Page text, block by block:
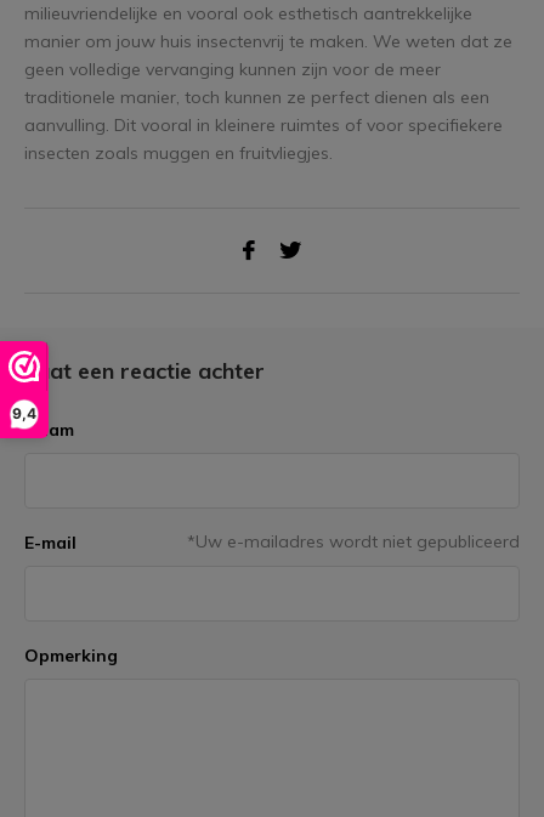
9,4
milieuvriendelijke en vooral ook esthetisch aantrekkelijke
manier om jouw huis insectenvrij te maken. We weten dat ze
geen volledige vervanging kunnen zijn voor de meer
traditionele manier, toch kunnen ze perfect dienen als een
aanvulling. Dit vooral in kleinere ruimtes of voor specifiekere
insecten zoals muggen en fruitvliegjes.
Laat een reactie achter
Naam
E-mail *Uw e-mailadres wordt niet gepubliceerd
Opmerking